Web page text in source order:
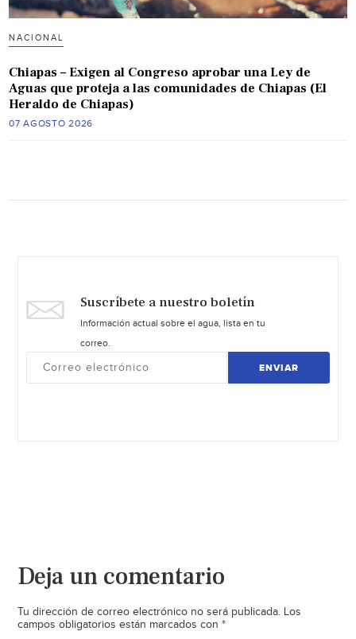
NACIONAL
Chiapas – Exigen al Congreso aprobar una Ley de
Aguas que proteja a las comunidades de Chiapas (El
Heraldo de Chiapas)
07 AGOSTO 2026
Suscríbete a nuestro boletín
Información actual sobre el agua, lista en tu
correo.
ENVIAR
Deja un comentario
Tu dirección de correo electrónico no será publicada. Los
campos obligatorios están marcados con *